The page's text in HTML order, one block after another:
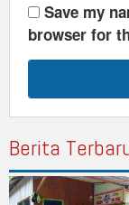
Save my
browser for
Berita